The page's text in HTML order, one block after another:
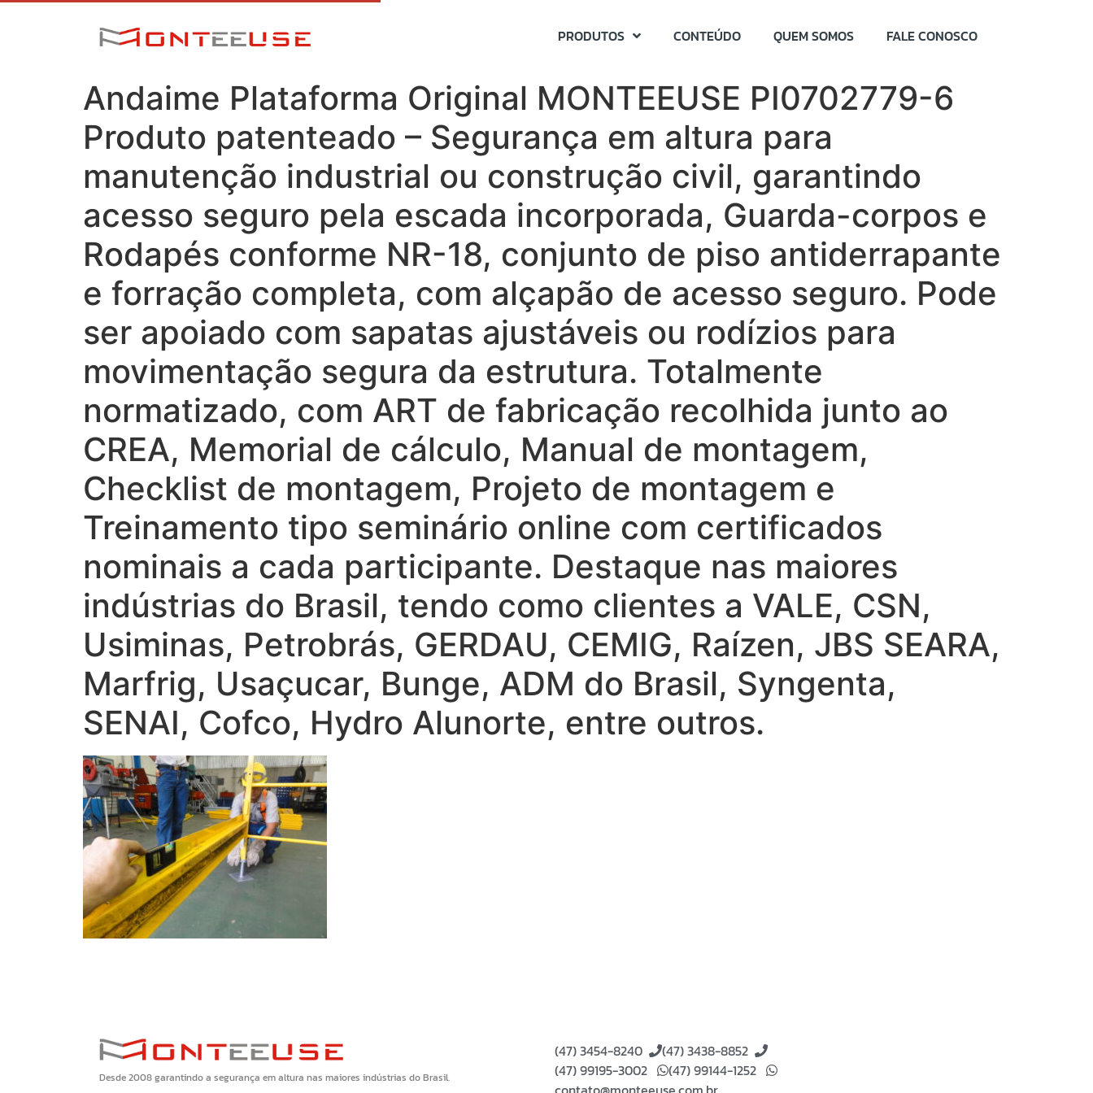
PRODUTOS CONTEÚDO QUEM SOMOS FALE CONOSCO
Andaime Plataforma Original MONTEEUSE PI0702779-6
Produto patenteado – Segurança em altura para
manutenção industrial ou construção civil, garantindo
acesso seguro pela escada incorporada, Guarda-corpos e
Rodapés conforme NR-18, conjunto de piso antiderrapante
e forração completa, com alçapão de acesso seguro. Pode
ser apoiado com sapatas ajustáveis ou rodízios para
movimentação segura da estrutura. Totalmente
normatizado, com ART de fabricação recolhida junto ao
CREA, Memorial de cálculo, Manual de montagem,
Checklist de montagem, Projeto de montagem e
Treinamento tipo seminário online com certificados
nominais a cada participante. Destaque nas maiores
indústrias do Brasil, tendo como clientes a VALE, CSN,
Usiminas, Petrobrás, GERDAU, CEMIG, Raízen, JBS SEARA,
Marfrig, Usaçucar, Bunge, ADM do Brasil, Syngenta,
SENAI, Cofco, Hydro Alunorte, entre outros.
Desde 2008 garantindo a segurança em altura nas maiores indústrias do Brasil.
(47) 3454-8240
(47) 3438-8852
(47) 99195-3002 (47) 99144-1252